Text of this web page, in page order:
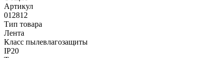
Артикул
012812
Тип товара
Лента
Класс пылевлагозащиты
IP20